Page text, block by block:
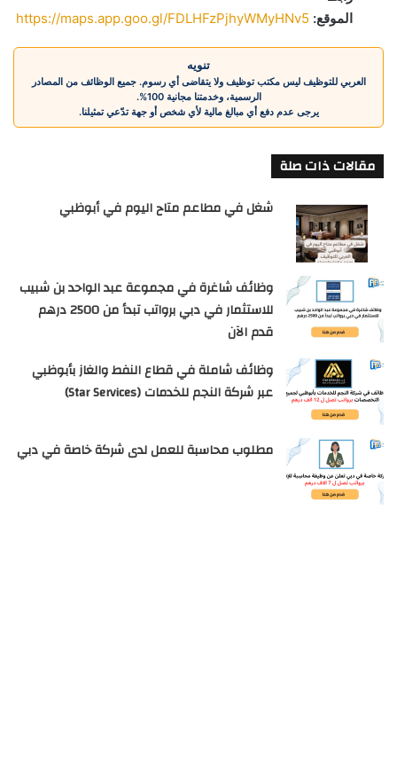
الموقع: https://maps.app.goo.gl/FDLHFzPjhyWMyHNv5
تنويه
العربي للتوظيف ليس مكتب توظيف ولا يتقاضى أي رسوم. جميع الوظائف من المصادر
الرسمية، وخدمتنا مجانية 100%.
يرجى عدم دفع أي مبالغ مالية لأي شخص أو جهة تدّعي تمثيلنا.
مقالات ذات صلة
شغل في مطاعم متاح اليوم في أبوظبي
وظائف شاغرة في مجموعة عبد الواحد بن شبيب
للاستثمار في دبي برواتب تبدأ من 2500 درهم
قدم الآن
وظائف شاملة في قطاع النفط والغاز بأبوظبي
عبر شركة النجم للخدمات (Star Services)
مطلوب محاسبة للعمل لدى شركة خاصة في دبي